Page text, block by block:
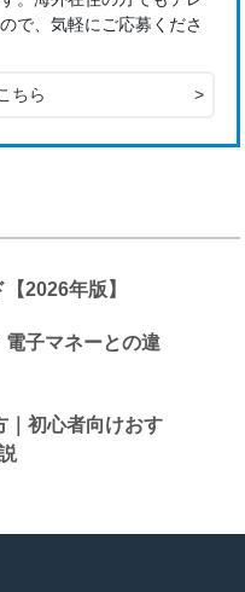
で、気軽にご応募くださ
ちら >
2026年版】
子マネーとの違
｜初心者向けおす